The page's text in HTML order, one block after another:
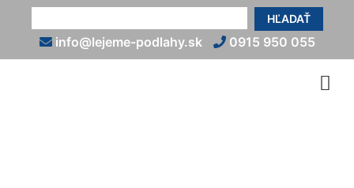
HĽADAŤ
info@lejeme-podlahy.sk 0915 950 055